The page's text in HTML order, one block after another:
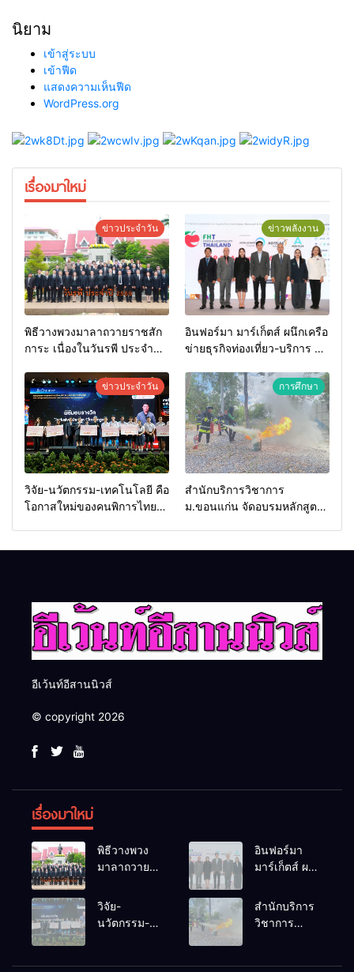
นิยาม
เข้าสู่ระบบ
เข้าฟีด
แสดงความเห็นฟีด
WordPress.org
เรื่องมาใหม่
ข่าวประจำวัน
พิธีวางพวงมาลาถวายราชสัก
การะ เนื่องในวันรพี ประจำปี
วันรพี เพื่อเชื่อมความสัมพันธ์
อันดีของหน่วยงานใน
กระบวนการยุติธรรม
ข่าวพลังงาน
อินฟอร์มา มาร์เก็ตส์ ผนึกเครือ
ข่ายธุรกิจท่องเที่ยว-บริการ จัด
2026 เชื่อม 4 งานใหญ่ สร้าง
โอกาสธุรกิจครบวงจร ด้วย
ครับ
ข่าวประจำวัน
วิจัย-นวัตกรรม-เทคโนโลยี คือ
โอกาสใหม่ของคนพิการไทย
การศึกษา
สำนักบริการวิชาการ
ม.ขอนแก่น จัดอบรมหลักสูตร
อีเว้นท์อีสานนิวส์
© copyright 2026
เรื่องมาใหม่
พิธีวางพวง
มาลาถวาย
เนื่องในวันรพี
ประจำปี
ฟุตบอลวันรพี
อินฟอร์มา
มาร์เก็ตส์ ผนึก
ธุรกิจท่อง
เที่ยว-บริการ
Thailand
วิจัย-
นวัตกรรม-
สำนักบริการ
วิชาการ